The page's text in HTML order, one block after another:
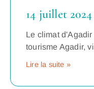
14 juillet 2024
Le climat
tourisme Agadir,
Lire la suite »